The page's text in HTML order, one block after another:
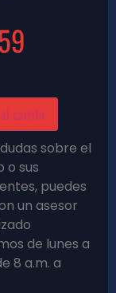
carrito
sobre el
o sus
puedes
un asesor
de lunes a
8 a.m. a